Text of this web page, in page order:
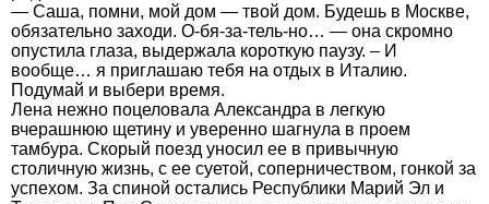
— Саша, помни, мой дом — твой дом. Будешь в Москве,
обязательно заходи. О-бя-за-тель-но… — она скромно
опустила глаза, выдержала короткую паузу. – И
вообще… я приглашаю тебя на отдых в Италию.
Подумай и выбери время.
Лена нежно поцеловала Александра в легкую
вчерашнюю щетину и уверенно шагнула в проем
тамбура. Скорый поезд уносил ее в привычную
столичную жизнь, с ее суетой, соперничеством, гонкой за
успехом. За спиной остались Республики Марий Эл и